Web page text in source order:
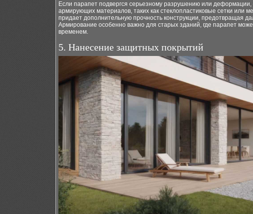
Если парапет подвергся серьезному разрушению или
армирующих материалов, таких как стеклопластиковые сетки или
придает дополнительную прочность конструкции, предотвращая
Армирование особенно важно для старых зданий, где парапет
временем.
5. Нанесение защитных покрытий